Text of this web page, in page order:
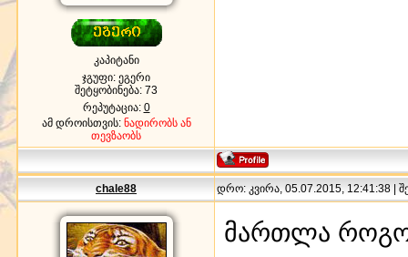
კაპიტანი
ჯგუფი: ეგერი
შეტყობინება: 73
რეპუტაცია: 0
ამ დროისთვის: ნადირობს ან
თევზაობს
chale88 დრო: კვირა, 05.07.2015, 12:41:38 |
მართლა